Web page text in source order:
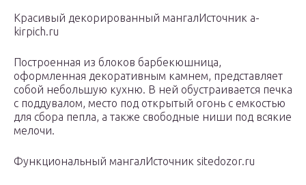
Красивый декорированный мангалИсточник a-
kirpich.ru
Построенная из блоков барбекюшница,
оформленная декоративным камнем, представляет
собой небольшую кухню. В ней обустраивается печка
с поддувалом, место под открытый огонь с емкостью
для сбора пепла, а также свободные ниши под всякие
мелочи.
Функциональный мангалИсточник sitedozor.ru